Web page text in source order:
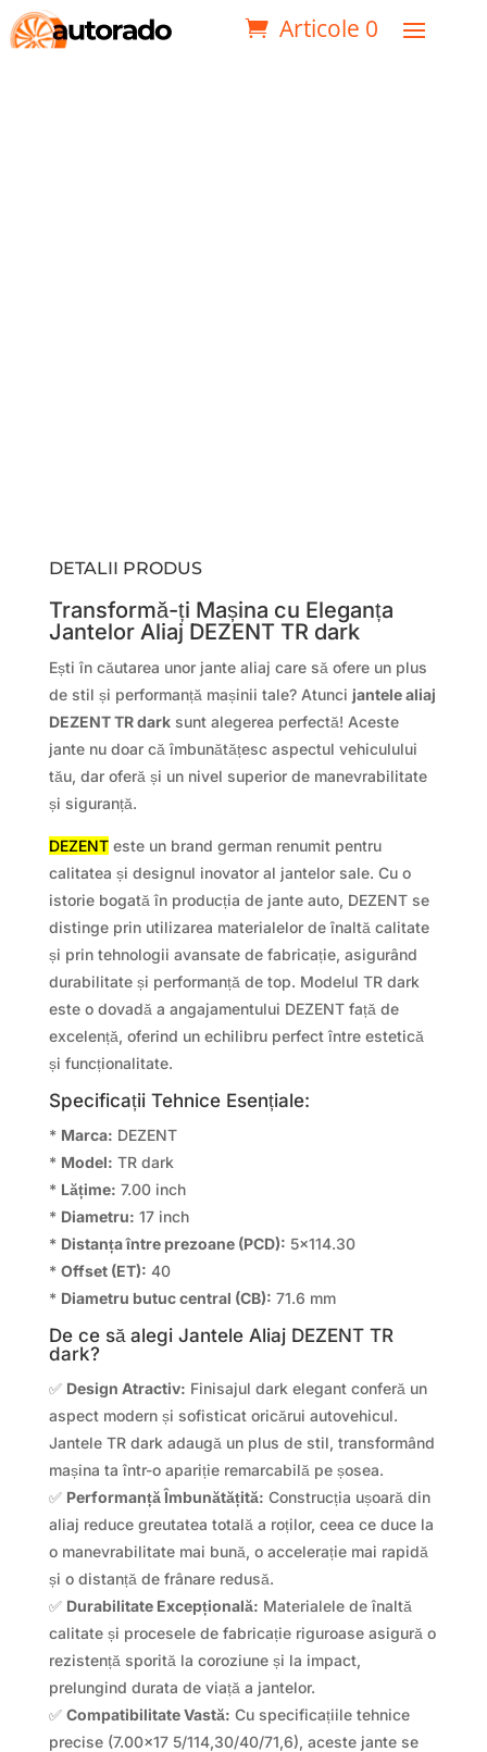
Articole 0
DETALII PRODUS
Transformă-ți Mașina cu Eleganța
Jantelor Aliaj DEZENT TR dark
Ești în căutarea unor jante aliaj care să ofere un plus
de stil și performanță mașinii tale? Atunci jantele aliaj
DEZENT TR darksunt alegerea perfectă! Aceste
jante nu doar că îmbunătățesc aspectul vehiculului
tău, dar oferă și un nivel superior de manevrabilitate
și siguranță.
DEZENTeste un brand german renumit pentru
calitatea și designul inovator al jantelor sale. Cu o
istorie bogată în producția de jante auto, DEZENT se
distinge prin utilizarea materialelor de înaltă calitate
și prin tehnologii avansate de fabricație, asigurând
durabilitate și performanță de top. Modelul TR dark
este o dovadă a angajamentului DEZENT față de
excelență, oferind un echilibru perfect între estetică
și funcționalitate.
Specificații Tehnice Esențiale:
* Marca: DEZENT
* Model: TR dark
* Lățime: 7.00 inch
* Diametru: 17 inch
* Distanța între prezoane (PCD): 5×114.30
* Offset (ET): 40
* Diametru butuc central (CB): 71.6 mm
De ce să alegi Jantele Aliaj DEZENT TR
dark?
✅ Design Atractiv: Finisajul dark elegant conferă un
aspect modern și sofisticat oricărui autovehicul.
Jantele TR dark adaugă un plus de stil, transformând
mașina ta într-o apariție remarcabilă pe șosea.
✅ Performanță Îmbunătățită: Construcția ușoară din
aliaj reduce greutatea totală a roților, ceea ce duce la
o manevrabilitate mai bună, o accelerație mai rapidă
și o distanță de frânare redusă.
✅ Durabilitate Excepțională: Materialele de înaltă
calitate și procesele de fabricație riguroase asigură o
rezistență sporită la coroziune și la impact,
prelungind durata de viață a jantelor.
✅ Compatibilitate Vastă: Cu specificațiile tehnice
precise (7.00×17 5/114,30/40/71,6), aceste jante se